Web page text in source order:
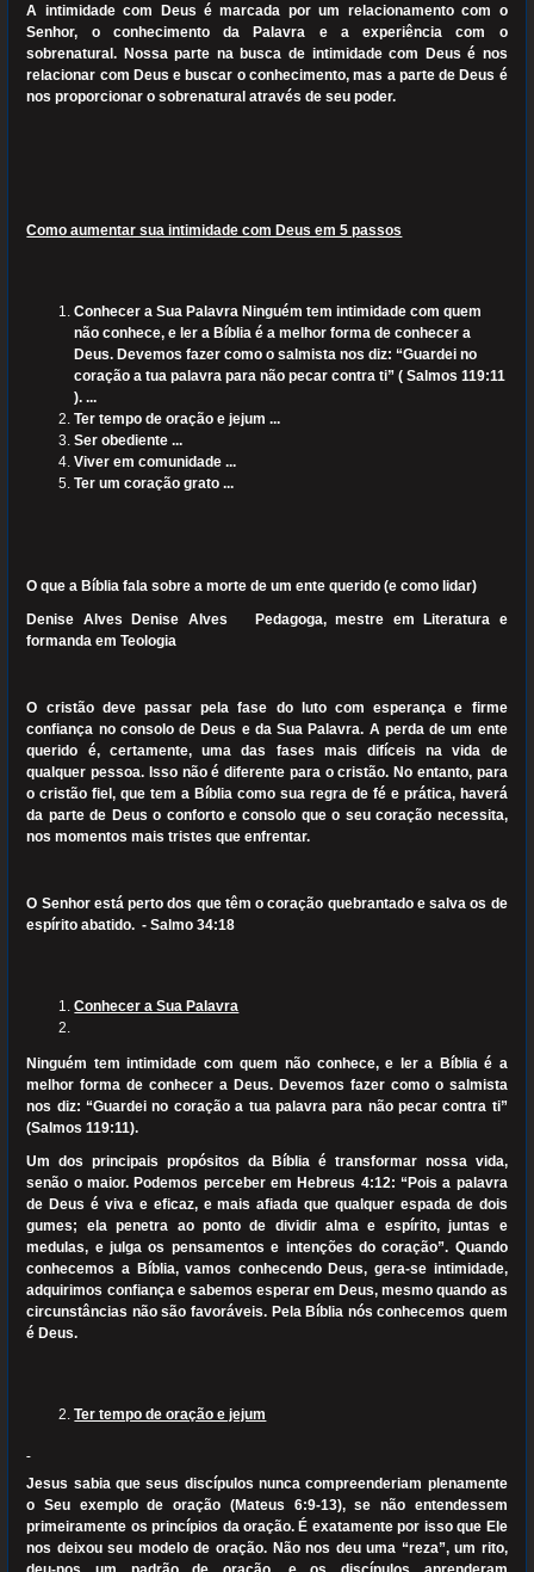
A intimidade com Deus é marcada por um relacionamento com o
Senhor, o conhecimento da Palavra e a experiência com o
sobrenatural. Nossa parte na busca de intimidade com Deus é nos
relacionar com Deus e buscar o conhecimento, mas a parte de Deus é
nos proporcionar o sobrenatural através de seu poder.
Como aumentar sua intimidade com Deus em 5 passos
Conhecer a Sua Palavra Ninguém tem intimidade com quem
não conhece, e ler a Bíblia é a melhor forma de conhecer a
Deus. Devemos fazer como o salmista nos diz: “Guardei no
coração a tua palavra para não pecar contra ti” ( Salmos 119:11
). ...
Ter tempo de oração e jejum ...
Ser obediente ...
Viver em comunidade ...
Ter um coração grato ...
O que a Bíblia fala sobre a morte de um ente querido (e como lidar)
Denise Alves Denise Alves Pedagoga, mestre em Literatura e
formanda em Teologia
O cristão deve passar pela fase do luto com esperança e firme
confiança no consolo de Deus e da Sua Palavra. A perda de um ente
querido é, certamente, uma das fases mais difíceis na vida de
qualquer pessoa. Isso não é diferente para o cristão. No entanto, para
o cristão fiel, que tem a Bíblia como sua regra de fé e prática, haverá
da parte de Deus o conforto e consolo que o seu coração necessita,
nos momentos mais tristes que enfrentar.
O Senhor está perto dos que têm o coração quebrantado e salva os de
espírito abatido. - Salmo 34:18
Conhecer a Sua Palavra
Ninguém tem intimidade com quem não conhece, e ler a Bíblia é a
melhor forma de conhecer a Deus. Devemos fazer como o salmista
nos diz: “Guardei no coração a tua palavra para não pecar contra ti”
(Salmos 119:11).
Um dos principais propósitos da Bíblia é transformar nossa vida,
senão o maior. Podemos perceber em Hebreus 4:12: “Pois a palavra
de Deus é viva e eficaz, e mais afiada que qualquer espada de dois
gumes; ela penetra ao ponto de dividir alma e espírito, juntas e
medulas, e julga os pensamentos e intenções do coração”. Quando
conhecemos a Bíblia, vamos conhecendo Deus, gera-se intimidade,
adquirimos confiança e sabemos esperar em Deus, mesmo quando as
circunstâncias não são favoráveis. Pela Bíblia nós conhecemos quem
é Deus.
Ter tempo de oração e jejum
Jesus sabia que seus discípulos nunca compreenderiam plenamente
o Seu exemplo de oração (Mateus 6:9-13), se não entendessem
primeiramente os princípios da oração. É exatamente por isso que Ele
nos deixou seu modelo de oração. Não nos deu uma “reza”, um rito,